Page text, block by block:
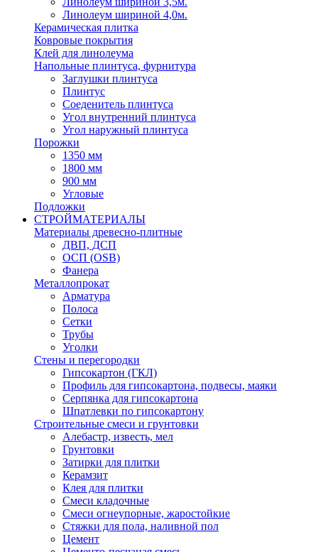
Линолеум шириной 4,0м.
Керамическая плитка
Ковровые покрытия
Клей для линолеума
Напольные плинтуса, фурнитура
Заглушки плинтуса
Плинтус
Соеденитель плинтуса
Угол внутренний плинтуса
Угол наружный плинтуса
Порожки
1350 мм
1800 мм
900 мм
Угловые
Подложки
СТРОЙМАТЕРИАЛЫ
Материалы древесно-плитные
ДВП, ДСП
ОСП (OSB)
Фанера
Металлопрокат
Арматура
Полоса
Сетки
Трубы
Уголки
Стены и перегородки
Гипсокартон (ГКЛ)
Профиль для гипсокартона, подвесы, маяки
Серпянка для гипсокартона
Шпатлевки по гипсокартону
Строительные смеси и грунтовки
Алебастр, известь, мел
Грунтовки
Затирки для плитки
Керамзит
Клея для плитки
Смеси кладочные
Смеси огнеупорные, жаростойкие
Стяжки для пола, наливной пол
Цемент